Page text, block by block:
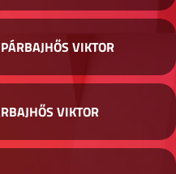
VIKTOR
VIKTOR